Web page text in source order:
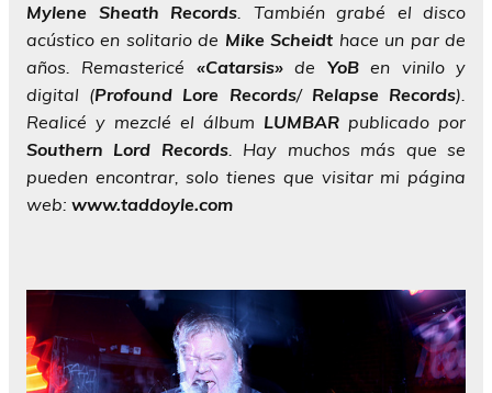
Mylene Sheath Records. También grabé el disco
acústico en solitario de Mike Scheidt hace un par de
años. Remastericé «Catarsis»de YoBen vinilo y
digital (Profound Lore Records/ Relapse Records).
Realicé y mezclé el álbum LUMBAR publicado por
Southern Lord Records. Hay muchos más que se
pueden encontrar, solo tienes que visitar mi página
web: www.taddoyle.com